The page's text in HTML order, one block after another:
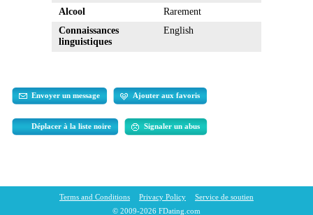
Alcool
Rarement
Connaissances
linguistiques
English
Envoyer un message Ajouter aux favoris
Déplacer à la liste noire Signaler un abus
© 2009-2026 FDating.com
Terms and Conditions Privacy Policy Service de soutien